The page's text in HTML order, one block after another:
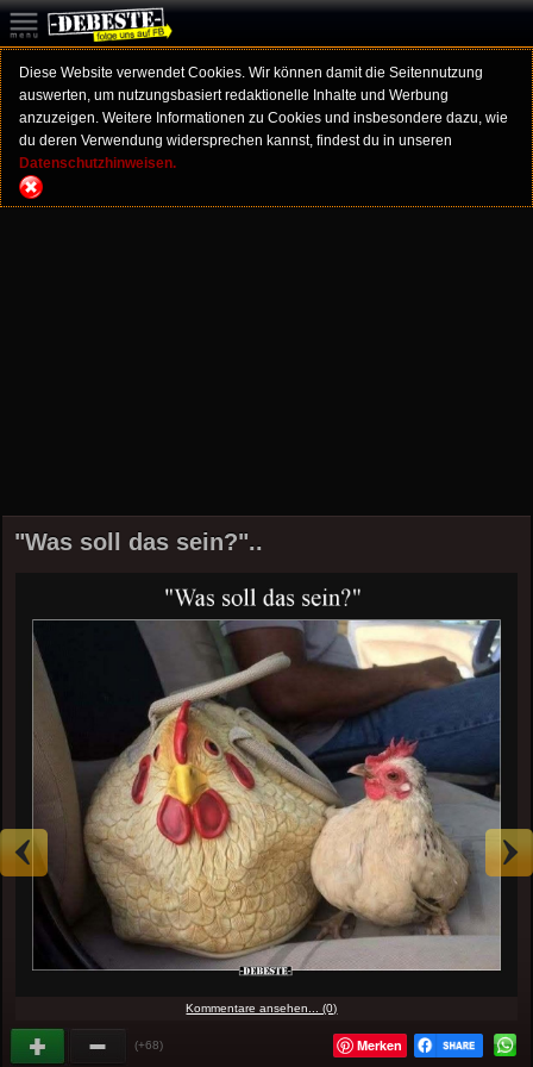
Diese Website verwendet Cookies. Wir können damit die Seitennutzung
auswerten, um nutzungsbasiert redaktionelle Inhalte und Werbung
anzuzeigen. Weitere Informationen zu Cookies und insbesondere dazu, wie
du deren Verwendung widersprechen kannst, findest du in unseren
Datenschutzhinweisen.
"Was soll das sein?"..
Kommentare ansehen... (0)
(+68) Merken